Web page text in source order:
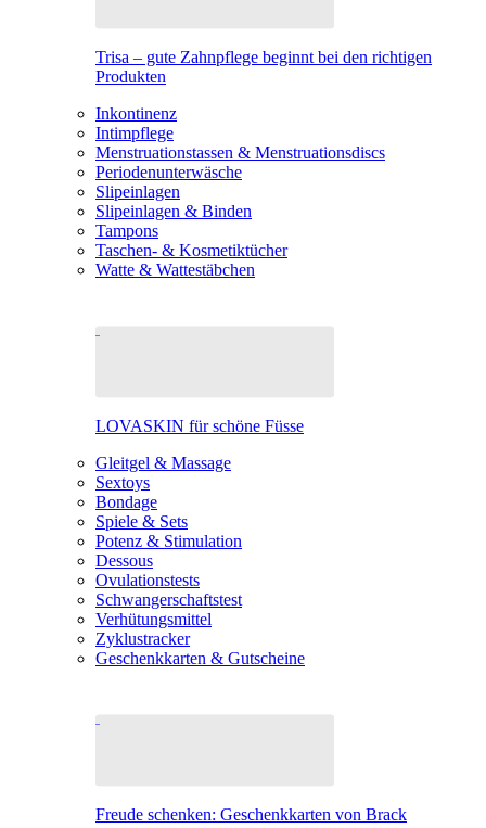
Trisa – gute Zahnpflege beginnt bei den richtigen
Produkten
Inkontinenz
Intimpflege
Menstruationstassen & Menstruationsdiscs
Periodenunterwäsche
Slipeinlagen
Slipeinlagen & Binden
Tampons
Taschen- & Kosmetiktücher
Watte & Wattestäbchen
LOVASKIN für schöne Füsse
Gleitgel & Massage
Sextoys
Bondage
Spiele & Sets
Potenz & Stimulation
Dessous
Ovulationstests
Schwangerschaftstest
Verhütungsmittel
Zyklustracker
Geschenkkarten & Gutscheine
Freude schenken: Geschenkkarten von Brack